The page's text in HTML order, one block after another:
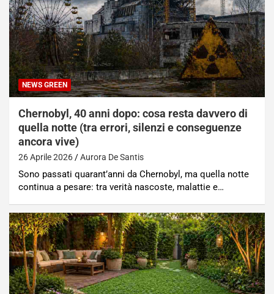
NEWS GREEN
Chernobyl, 40 anni dopo: cosa resta davvero di
quella notte (tra errori, silenzi e conseguenze
ancora vive)
26 Aprile 2026 Aurora De Santis
Sono passati quarant’anni da Chernobyl, ma quella notte
continua a pesare: tra verità nascoste, malattie e…